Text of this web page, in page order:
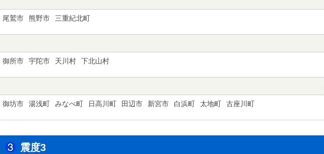
尾鷲市 熊野市 三重紀北町
御所市 宇陀市 天川村 下北山村
御坊市 湯浅町 みなべ町 日高川町 田辺市 新宮市 白浜町 太地町 古座川町
震度3